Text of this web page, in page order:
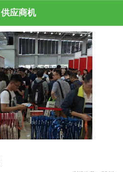
供应商机